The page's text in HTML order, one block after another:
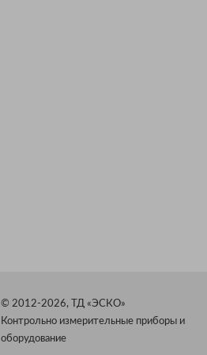
© 2012-2026, ТД «ЭСКО»
Контрольно измерительные приборы и
оборудование